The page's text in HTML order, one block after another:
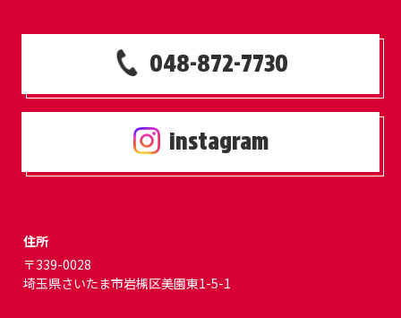
048-872-7730
instagram
住所
〒339-0028
埼玉県さいたま市岩槻区美園東1-5-1